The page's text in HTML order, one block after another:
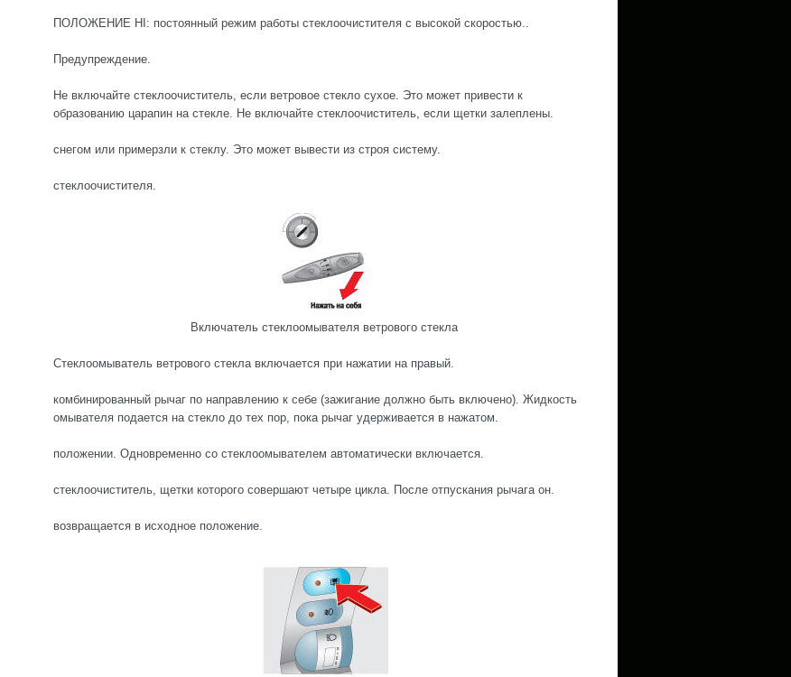
ПОЛОЖЕНИЕ HI: постоянный режим работы стеклоочистителя с высокой скоростью..
Предупреждение.
Не включайте стеклоочиститель, если ветровое стекло сухое. Это может привести к
образованию царапин на стекле. Не включайте стеклоочиститель, если щетки залеплены.
снегом или примерзли к стеклу. Это может вывести из строя систему.
стеклоочистителя.
Включатель стеклоомывателя ветрового стекла
Стеклоомыватель ветрового стекла включается при нажатии на правый.
комбинированный рычаг по направлению к себе (зажигание должно быть включено). Жидкость
омывателя подается на стекло до тех пор, пока рычаг удерживается в нажатом.
положении. Одновременно со стеклоомывателем автоматически включается.
стеклоочиститель, щетки которого совершают четыре цикла. После отпускания рычага он.
возвращается в исходное положение.